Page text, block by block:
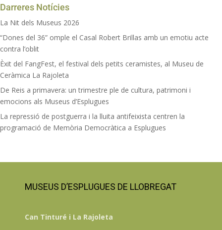
Darreres Notícies
La Nit dels Museus 2026
“Dones del 36” omple el Casal Robert Brillas amb un emotiu acte
contra l’oblit
Èxit del FangFest, el festival dels petits ceramistes, al Museu de
Ceràmica La Rajoleta
De Reis a primavera: un trimestre ple de cultura, patrimoni i
emocions als Museus d’Esplugues
La repressió de postguerra i la lluita antifeixista centren la
programació de Memòria Democràtica a Esplugues
MUSEUS D’ESPLUGUES DE LLOBREGAT
Can Tinturé i La Rajoleta